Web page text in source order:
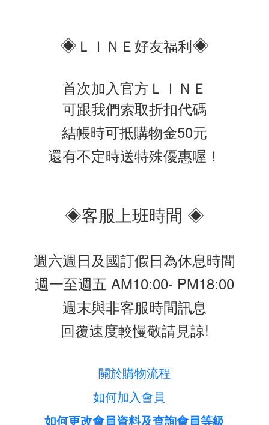
◈ ＬＩＮＥ好友福利◈
首次加入官方ＬＩＮＥ
可跟我們索取折扣代碼
結帳時可抵購物金50元
還有不定時送特殊優惠喔！
◈客服上班時間 ◈
週六週日及國訂假日為休息時間
週一至週五 AM10:00- PM18:00
週末與非客服時間訊息
回覆速度較慢敬請見諒!
關於購物流程
如何加入會員
如何更改會員資料及查詢會員等級